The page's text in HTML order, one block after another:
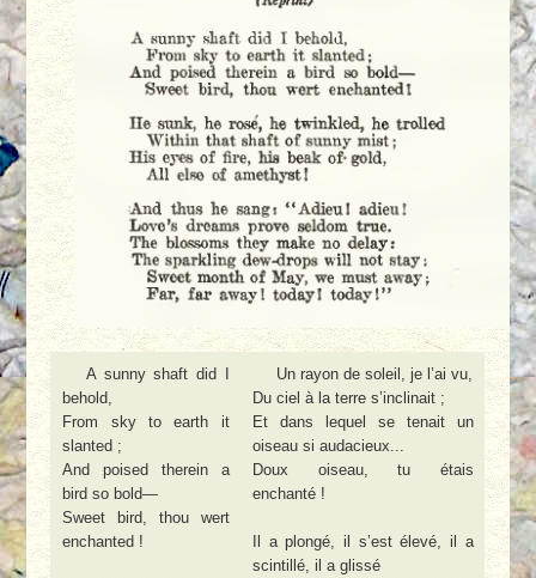
A sunny shaft did I
behold,
From sky to earth it
slanted ;
And poised therein a
bird so bold—
Sweet bird, thou wert
enchanted !
Un rayon de soleil, je l’ai vu,
Du ciel à la terre s’inclinait ;
Et dans lequel se tenait un
oiseau si audacieux...
Doux oiseau, tu étais
enchanté !
Il a plongé, il s’est élevé, il a
scintillé, il a glissé